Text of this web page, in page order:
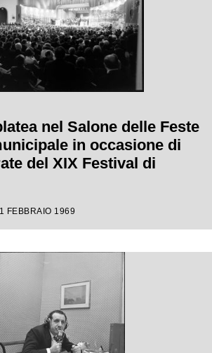
nel Salone delle Feste
in occasione di
del XIX Festival di
FEBBRAIO 1969